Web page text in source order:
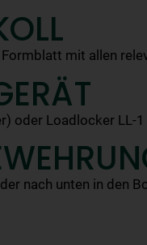
mit allen
oder Loadlocker LL-
nach unten in den